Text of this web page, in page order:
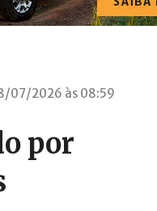
07/2026 às 08:59
por